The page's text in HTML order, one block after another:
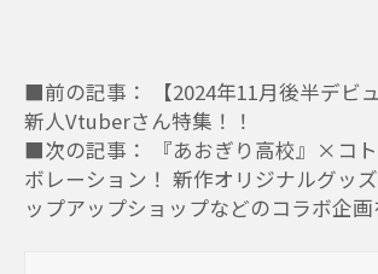
■前の記事： 【2024年11月後半デビ
新人Vtuberさん特集！！
■次の記事： 『あおぎり高校』×コ
ボレーション！ 新作オリジナルグッ
ップアップショップなどのコラボ企画